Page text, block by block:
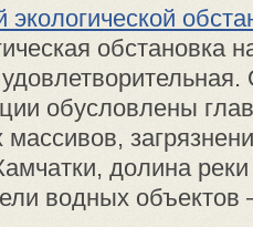
обстановка
обусловлены
долина
водных объектов